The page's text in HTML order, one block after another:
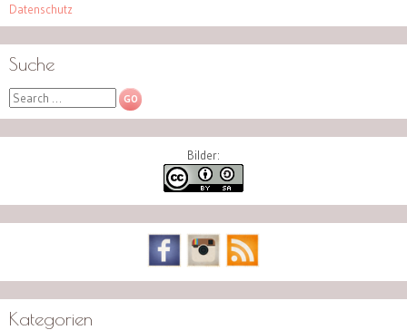
Datenschutz
Suche
Search
Bilder:
Kategorien